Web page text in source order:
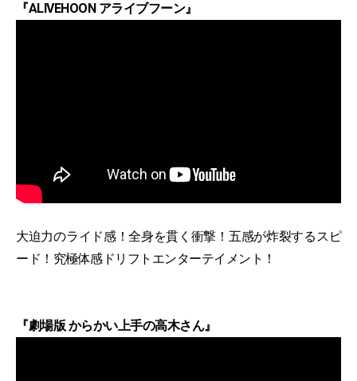
『ALIVEHOON アライブフーン』
大迫力のライド感！全身を貫く衝撃！五感が炸裂するスピ
ード！究極体感ドリフトエンターテイメント！
『劇場版 からかい上手の高木さん』